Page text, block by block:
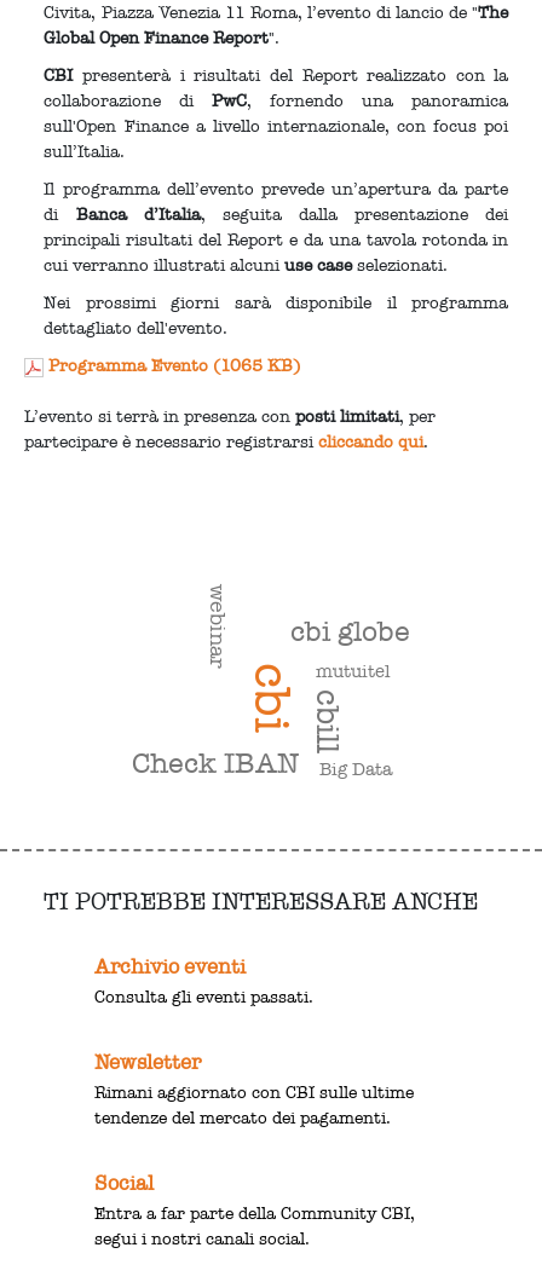
Civita, Piazza Venezia 11 Roma, l’evento di lancio de "The
Global Open Finance Report".
CBIpresenterà i risultati del Report realizzato con la
collaborazione diPwC, fornendo una panoramica
sull'Open Finance a livello internazionale, con focus poi
sull’Italia.
Il programma dell’evento prevede un’apertura da parte
di Banca d’Italia, seguita dalla presentazione dei
principali risultati del Report e da una tavola rotonda in
cui verranno illustrati alcuniuse caseselezionati.
Nei prossimi giorni sarà disponibile il programma
dettagliato dell'evento.
Programma Evento (1065 KB)
L’evento si terrà in presenza conposti limitati, per
partecipare è necessario registrarsicliccando qui.
cbi cbill
cbi globe
Check IBAN
webinar
mutuitel
Big Data
TI POTREBBE INTERESSARE ANCHE
Archivio eventi
Consulta gli eventi passati.
Newsletter
Rimani aggiornato con CBI sulle ultime
tendenze del mercato dei pagamenti.
Social
Entra a far parte della Community CBI,
segui i nostri canali social.